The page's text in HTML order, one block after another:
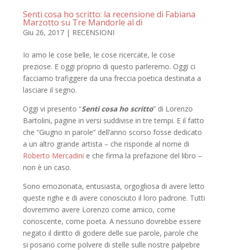
Senti cosa ho scritto: la recensione di Fabiana
Marzotto su Tre Mandorle al dì
Giu 26, 2017| RECENSIONI
Io amo le cose belle, le cose ricercate, le cose
preziose. E oggi proprio di questo parleremo. Oggi ci
facciamo trafiggere da una freccia poetica destinata a
lasciare il segno.
Oggi vi presento “Senti cosa ho scritto” di Lorenzo
Bartolini, pagine in versi suddivise in tre tempi. E il fatto
che “Giugno in parole” dell’anno scorso fosse dedicato
a un altro grande artista – che risponde al nome di
Roberto Mercadini e che firma la prefazione del libro –
non è un caso.
Sono emozionata, entusiasta, orgogliosa di avere letto
queste righe e di avere conosciuto il loro padrone. Tutti
dovremmo avere Lorenzo come amico, come
conoscente, come poeta. A nessuno dovrebbe essere
negato il diritto di godere delle sue parole, parole che
si posano come polvere di stelle sulle nostre palpebre